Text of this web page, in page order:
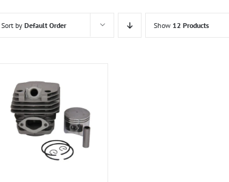
Sort byDefault Order Show 12 Products